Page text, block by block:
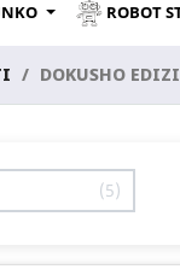
ROBOT
DOKUSHO
5